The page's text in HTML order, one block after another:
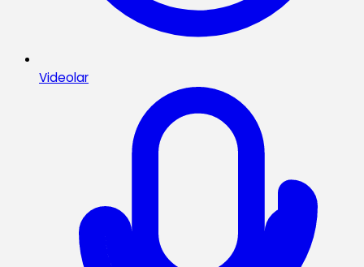
Videolar